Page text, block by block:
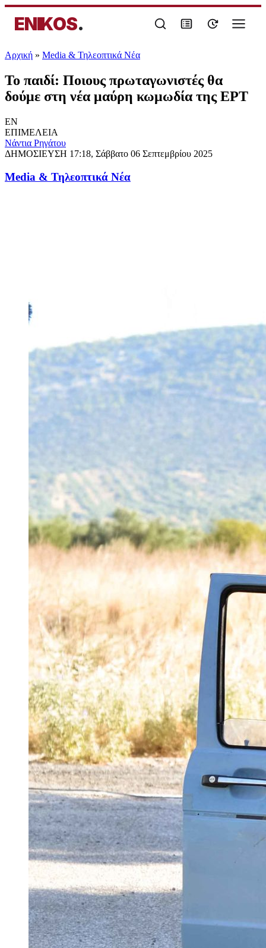
ENIKOS.
Αρχική » Media & Τηλεοπτικά Νέα
Το παιδί: Ποιους πρωταγωνιστές θα
δούμε στη νέα μαύρη κωμωδία της ΕΡΤ
EN
ΕΠΙΜΕΛΕΙΑ
Νάντια Ρηγάτου
ΔΗΜΟΣΙΕΥΣΗ 17:18, Σάββατο 06 Σεπτεμβρίου 2025
Media & Τηλεοπτικά Νέα